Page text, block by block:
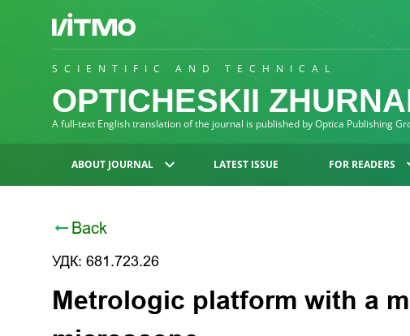
SCIENTIFIC AND TECHNICAL
OPTICHESKII
A full-text English translation of the journal is published by Optica Publishing
ABOUT JOURNAL LATEST ISSUE FOR READERS
Back
УДК: 681.723.26
Metrologic platform with a